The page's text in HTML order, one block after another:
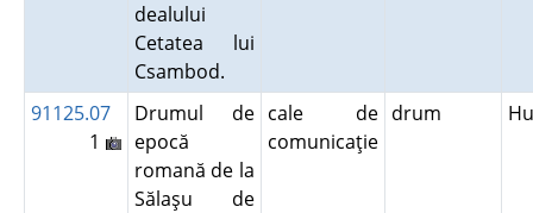
dealului
Cetatea lui
Csambod.
91125.07
1
Drumul de
epocă
romană de la
Sălaşu de
cale de
comunicaţie
drum